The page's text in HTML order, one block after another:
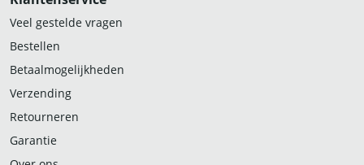
Veel gestelde vragen
Bestellen
Betaalmogelijkheden
Verzending
Retourneren
Garantie